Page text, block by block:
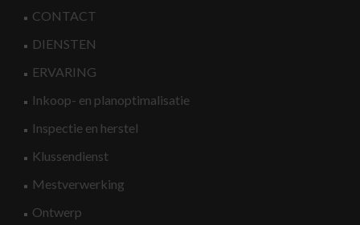
CONTACT
DIENSTEN
ERVARING
Inkoop- en planoptimalisatie
Inspectie en herstel
Klussendienst
Mestverwerking
Ontwerp